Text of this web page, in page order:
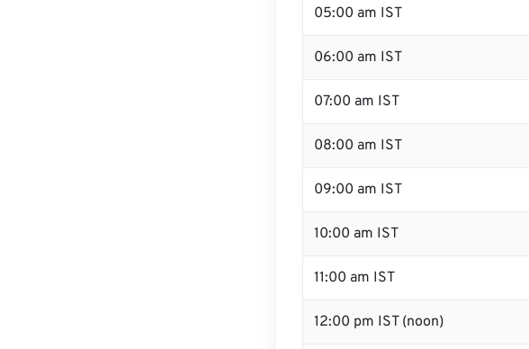
05:00 am IST
06:00 am IST
07:00 am IST
08:00 am IST
09:00 am IST
10:00 am IST
11:00 am IST
12:00 pm IST (noon)